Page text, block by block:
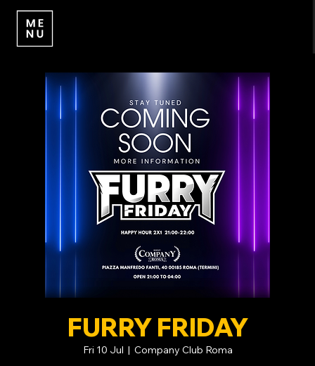
FURRY FRIDAY
Fri 10 Jul
  |
Company Club Roma